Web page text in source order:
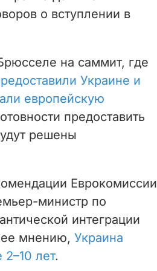
о вступлении в
на саммит, где
Украине и
европейскую
предоставить
решены
Еврокомиссии
министр по
интеграции
мнению, Украина
лет.